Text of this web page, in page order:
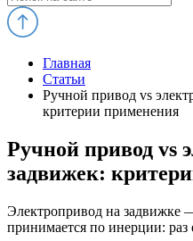
Главная
Статьи
Ручной привод vs
критерии применения
Ручной привод vs
задвижек:
Электропривод на задвижке
принимается по инерции: раз